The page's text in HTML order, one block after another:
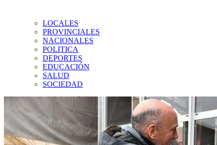
LOCALES
PROVINCIALES
NACIONALES
POLITICA
DEPORTES
EDUCACIÓN
SALUD
SOCIEDAD